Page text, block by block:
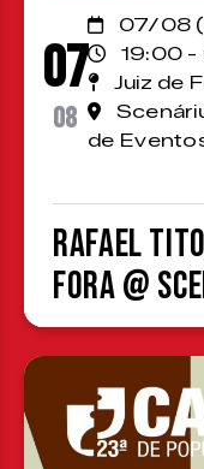
07
08
07/08
19:00
Juiz de
de
Rafael
Fora @